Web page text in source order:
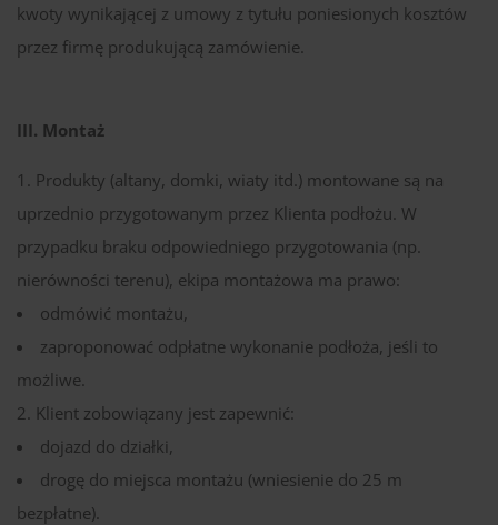
kwoty wynikającej z umowy z tytułu poniesionych kosztów
przez firmę produkującą zamówienie.
III. Montaż
Produkty (altany, domki, wiaty itd.) montowane są na
uprzednio przygotowanym przez Klienta podłożu. W
przypadku braku odpowiedniego przygotowania (np.
nierówności terenu), ekipa montażowa ma prawo:
odmówić montażu,
zaproponować odpłatne wykonanie podłoża, jeśli to
możliwe.
Klient zobowiązany jest zapewnić:
dojazd do działki,
drogę do miejsca montażu (wniesienie do 25 m
bezpłatne).